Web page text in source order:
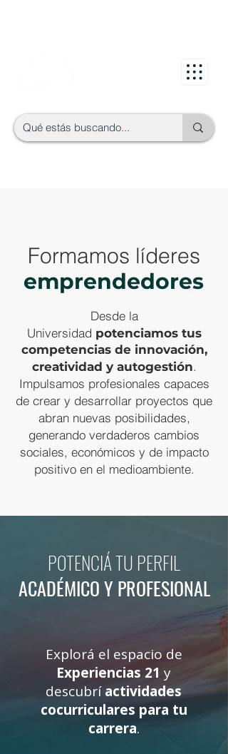
Formamos líderes
emprendedores
Desde la
Universidad potenciamos tus
competencias de innovación,
creatividad y autogestión.
Impulsamos profesionales capaces
de crear y desarrollar proyectos que
abran nuevas posibilidades,
generando verdaderos cambios
sociales, económicos y de impacto
positivo en el medioambiente.
POTENCIÁ TU PERFIL
ACADÉMICO Y PROFESIONAL
Explorá el espacio de
Experiencias 21 y
descubríactividades
cocurriculares para tu
carrera.